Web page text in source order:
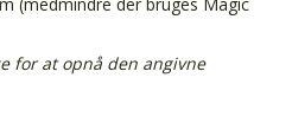
for at opnå den angivne